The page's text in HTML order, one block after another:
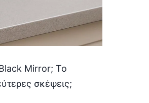
Mirror; Το
σκέψεις;